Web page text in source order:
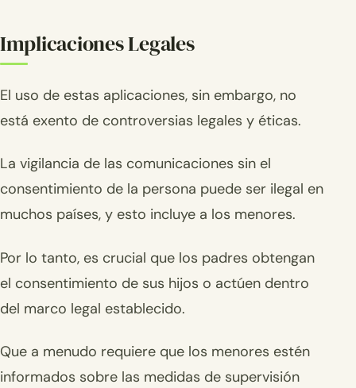
Implicaciones Legales
El uso de estas aplicaciones, sin embargo, no
está exento de controversias legales y éticas.
La vigilancia de las comunicaciones sin el
consentimiento de la persona puede ser ilegal en
muchos países, y esto incluye a los menores.
Por lo tanto, es crucial que los padres obtengan
el consentimiento de sus hijos o actúen dentro
del marco legal establecido.
Que a menudo requiere que los menores estén
informados sobre las medidas de supervisión